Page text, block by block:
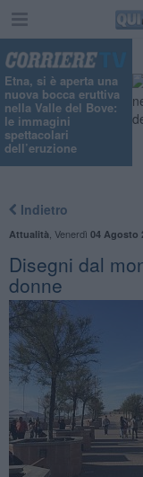
Etna, si è aperta una
nuova bocca eruttiva
nella Valle del Bove:
le immagini
spettacolari
dell’eruzione
Indietro
Attualità Venerdì 04 Agosto
Disegni dal
donne